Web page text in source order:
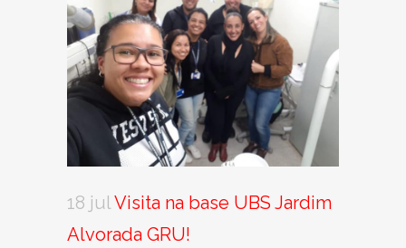
18 julVisita na base UBS Jardim
Alvorada GRU!